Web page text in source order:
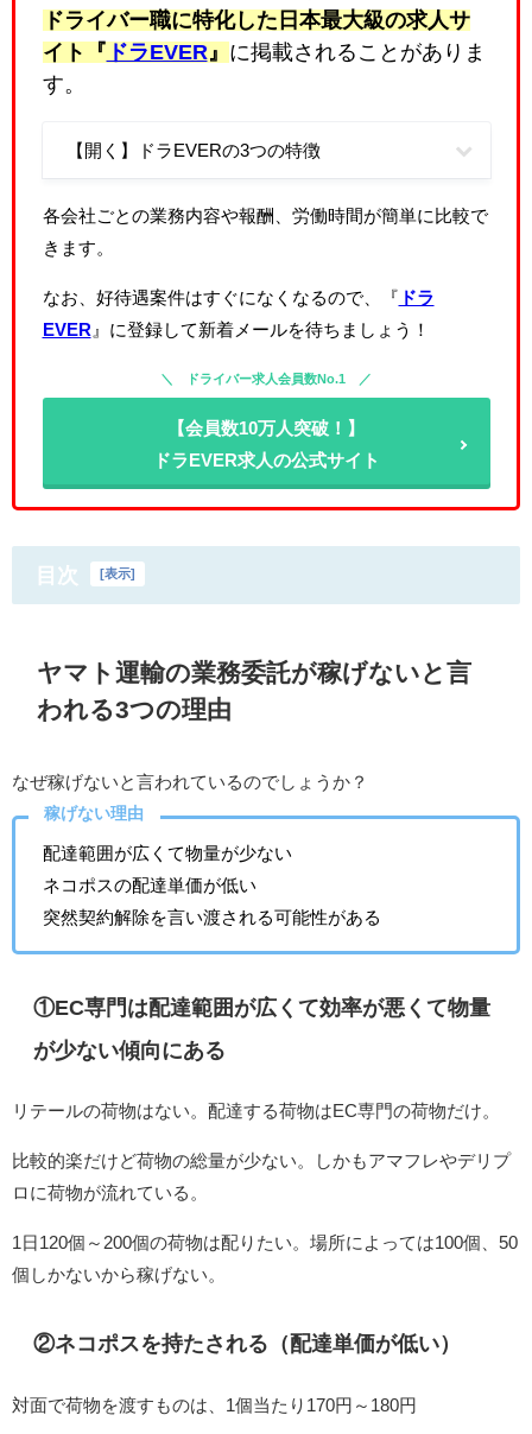
ドライバー職に特化した日本最大級の求人サ
イト『 ドラEVER 』 に掲載されることがありま
す。
【開く】ドラEVERの3つの特徴
各会社ごとの業務内容や報酬、労働時間が簡単に比較で
きます。
なお、好待遇案件はすぐになくなるので、『 ドラ
EVER 』に登録して新着メールを待ちましょう！
ドライバー求人会員数No.1
【会員数10万人突破！】
ドラEVER求人の公式サイト
目次 [表示]
ヤマト運輸の業務委託が稼げないと言
われる3つの理由
なぜ稼げないと言われているのでしょうか？
稼げない理由
配達範囲が広くて物量が少ない
ネコポスの配達単価が低い
突然契約解除を言い渡される可能性がある
①EC専門は配達範囲が広くて効率が悪くて物量
が少ない傾向にある
リテールの荷物はない。配達する荷物はEC専門の荷物だけ。
比較的楽だけど荷物の総量が少ない。しかもアマフレやデリプ
ロに荷物が流れている。
1日120個～200個の荷物は配りたい。場所によっては100個、50
個しかないから稼げない。
②ネコポスを持たされる（配達単価が低い）
対面で荷物を渡すものは、1個当たり170円～180円